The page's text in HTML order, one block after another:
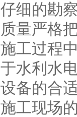
仔细的勘
质量严格
施工过程
于水利水
设备的合
施工现场